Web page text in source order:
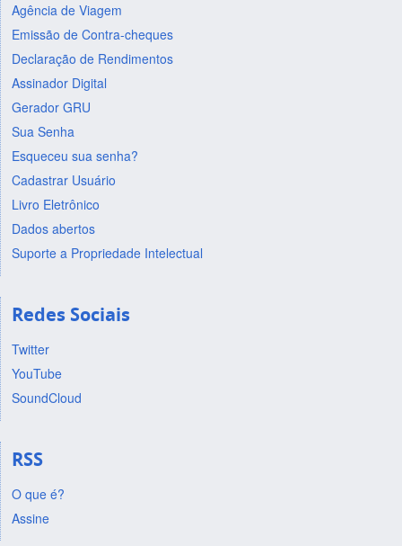
Agência de Viagem
Emissão de Contra-cheques
Declaração de Rendimentos
Assinador Digital
Gerador GRU
Sua Senha
Esqueceu sua senha?
Cadastrar Usuário
Livro Eletrônico
Dados abertos
Suporte a Propriedade Intelectual
Redes Sociais
Twitter
YouTube
SoundCloud
RSS
O que é?
Assine